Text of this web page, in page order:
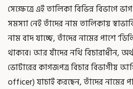
সেক্ষেত্রে এই তালিকা বিভিন্ন বিভাগে
সমস্যা নেই তাঁদের নাম তালিকায়
নাম বাদ যাচ্ছে, তাঁদের নামের পাশে
থাকবে। আর যাঁদের নথি বিচারাধীন,
ভোটারের কাগজপত্র বিচার বিভাগীয়
officer) যাচাই করছেন, তাঁদের নামের